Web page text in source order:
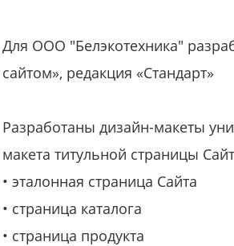
Для ООО "Белэкотехника"
сайтом», редакция «Стандарт»
Разработаны дизайн-макеты
макета титульной страницы
• эталонная страница Сайта
• страница каталога
• страница продукта